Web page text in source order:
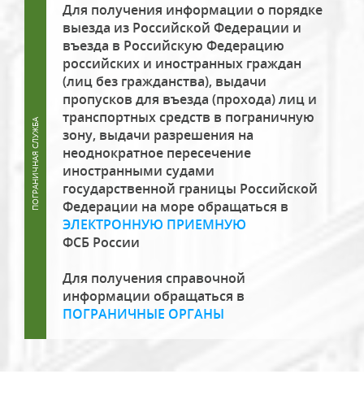
Для получения информации о порядке
выезда из Российской Федерации и
въезда в Российскую Федерацию
российских и иностранных граждан
(лиц без гражданства), выдачи
пропусков для въезда (прохода) лиц и
транспортных средств в пограничную
зону, выдачи разрешения на
неоднократное пересечение
иностранными судами
государственной границы Российской
Федерации на море обращаться в
ЭЛЕКТРОННУЮ ПРИЕМНУЮ
ФСБ России
Для получения справочной
информации обращаться в
ПОГРАНИЧНЫЕ ОРГАНЫ